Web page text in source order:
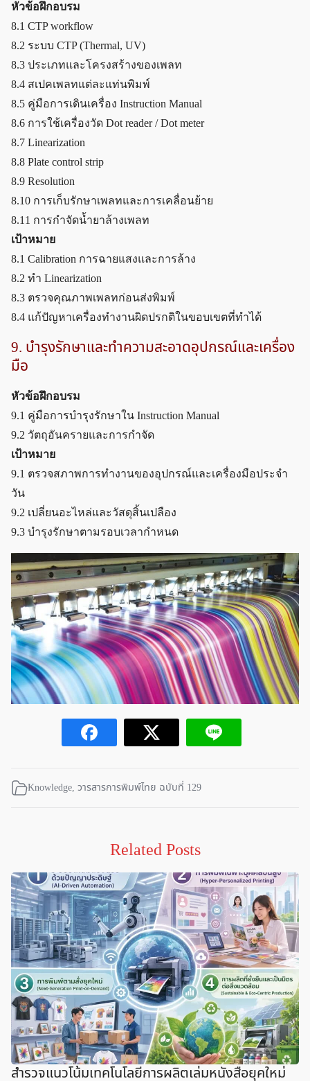
หัวข้อฝึกอบรม
8.1 CTP workflow
8.2 ระบบ CTP (Thermal, UV)
8.3 ประเภทและโครงสร้างของเพลท
8.4 สเปคเพลทแต่ละแท่นพิมพ์
8.5 คู่มือการเดินเครื่อง Instruction Manual
8.6 การใช้เครื่องวัด Dot reader / Dot meter
8.7 Linearization
8.8 Plate control strip
8.9 Resolution
8.10 การเก็บรักษาเพลทและการเคลื่อนย้าย
8.11 การกำจัดน้ำยาล้างเพลท
เป้าหมาย
8.1 Calibration การฉายแสงและการล้าง
8.2 ทำ Linearization
8.3 ตรวจคุณภาพเพลทก่อนส่งพิมพ์
8.4 แก้ปัญหาเครื่องทำงานผิดปรกติในขอบเขตที่ทำได้
9. บำรุงรักษาและทำความสะอาดอุปกรณ์และเครื่อง
มือ
หัวข้อฝึกอบรม
9.1 คู่มือการบำรุงรักษาใน Instruction Manual
9.2 วัตถุอันครายและการกำจัด
เป้าหมาย
9.1 ตรวจสภาพการทำงานของอุปกรณ์และเครื่องมือประจำ
วัน
9.2 เปลี่ยนอะไหล่และวัสดุสิ้นเปลือง
9.3 บำรุงรักษาตามรอบเวลากำหนด
Knowledge, วารสารการพิมพ์ไทย ฉบับที่ 129
Related Posts
สำรวจแนวโน้มเทคโนโลยีการผลิตเล่มหนังสือยุคใหม่